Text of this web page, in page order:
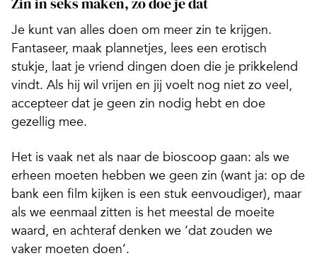
Je kunt van alles doen om meer zin te krijgen.
Fantaseer, maak plannetjes, lees een erotisch
stukje, laat je vriend dingen doen die je prikkelend
vindt. Als hij wil vrijen en jij voelt nog niet zo veel,
accepteer dat je geen zin nodig hebt en doe
gezellig mee.
Het is vaak net als naar de bioscoop gaan: als we
erheen moeten hebben we geen zin (want ja: op de
bank een film kijken is een stuk eenvoudiger), maar
als we eenmaal zitten is het meestal de moeite
waard, en achteraf denken we ‘dat zouden we
vaker moeten doen’.